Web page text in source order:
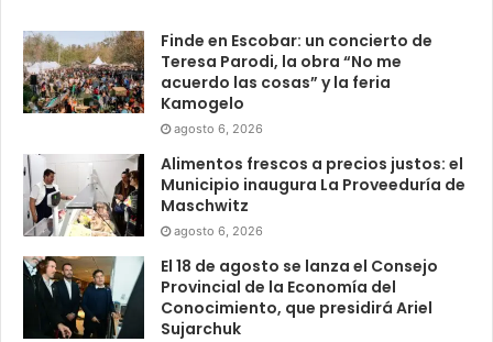
Finde en Escobar: un concierto de
Teresa Parodi, la obra “No me
acuerdo las cosas” y la feria
Kamogelo
agosto 6, 2026
Alimentos frescos a precios justos: el
Municipio inaugura La Proveeduría de
Maschwitz
agosto 6, 2026
El 18 de agosto se lanza el Consejo
Provincial de la Economía del
Conocimiento, que presidirá Ariel
Sujarchuk